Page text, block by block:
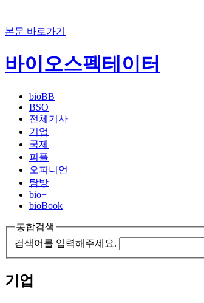
본문 바로가기
바이오스펙테이터
bioBB
BSO
전체기사
기업
국제
피플
오피니언
탐방
bio+
bioBook
통합검색
검색어를 입력해주세요.
기업